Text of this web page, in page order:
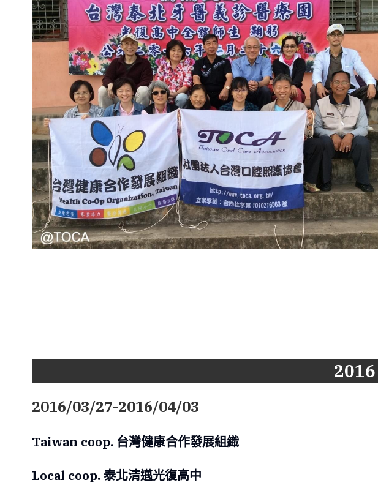
Taiwan coop. 台灣健康合作發展組織
Local coop. 泰北清邁光復高中
服務成果：